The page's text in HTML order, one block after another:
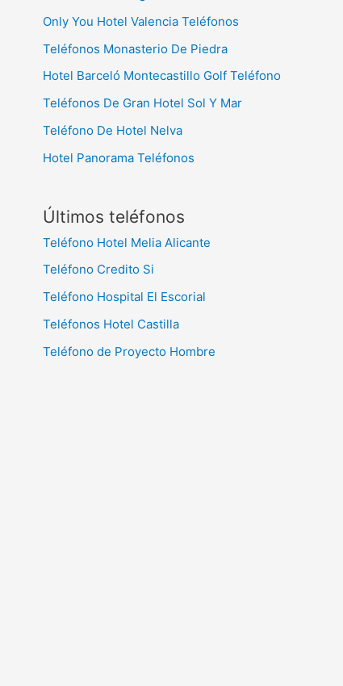
Only You Hotel Valencia Teléfonos
Teléfonos Monasterio De Piedra
Hotel Barceló Montecastillo Golf Teléfono
Teléfonos De Gran Hotel Sol Y Mar
Teléfono De Hotel Nelva
Hotel Panorama Teléfonos
Últimos teléfonos
Teléfono Hotel Melia Alicante
Teléfono Credito Si
Teléfono Hospital El Escorial
Teléfonos Hotel Castilla
Teléfono de Proyecto Hombre